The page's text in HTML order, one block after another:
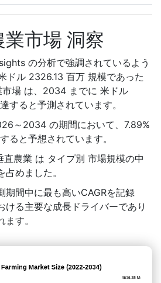
市場 洞察
の分析で強調されているよう
ドル 2326.13 百万 規模であった
場 は、2034 までに 米ドル
すると予測されています。
～2034 の期間において、7.89%
ると予想されています。
農業 は タイプ別 市場規模の中
めました。
期間中に最も高いCAGRを記録
ける主要な成長ドライバーであり
す。